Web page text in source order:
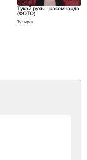
Тукай рухы - рәсемнәрдә
(ФОТО)
Тулырак